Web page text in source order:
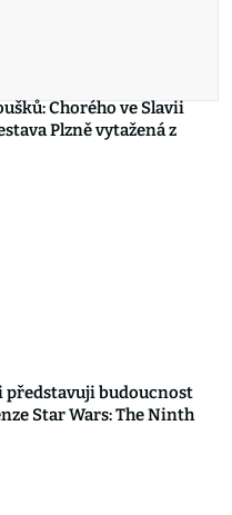
Chorého ve Slavii
Plzně vytažená z
představuji budoucnost
Star Wars: The Ninth